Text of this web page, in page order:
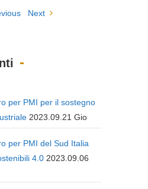
Next
per PMI per il sostegno
2023.09.21 Gio
per PMI del Sud Italia
4.0 2023.09.06